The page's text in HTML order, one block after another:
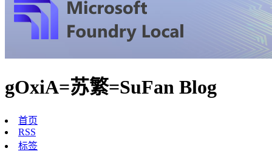
gOxiA=苏繁=SuFan Blog
首页
RSS
标签